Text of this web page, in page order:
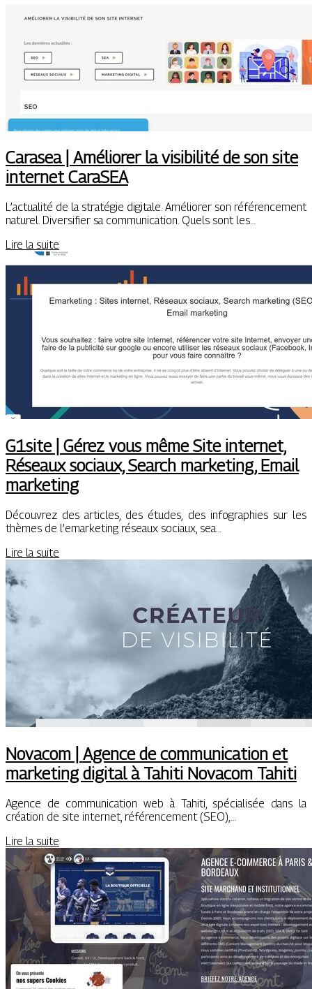
Carasea | Améliorer la visibilité de son site
internet CaraSEA
L’actualité de la stratégie digitale. Améliorer son référencement
naturel. Diversifier sa communication. Quels sont les…
Lire la suite
G1site | Gérez vous même Site internet,
Réseaux sociaux, Search marketing, Email
marketing
Découvrez des articles, des études, des infographies sur les
thèmes de l’emarketing réseaux sociaux, sea…
Lire la suite
Novacom | Agence de com­munica­tion et
marketing digital à Tahiti Novacom Tahiti
Agence de communication web à Tahiti, spécialisée dans la
création de site internet, référencement (SEO),…
Lire la suite